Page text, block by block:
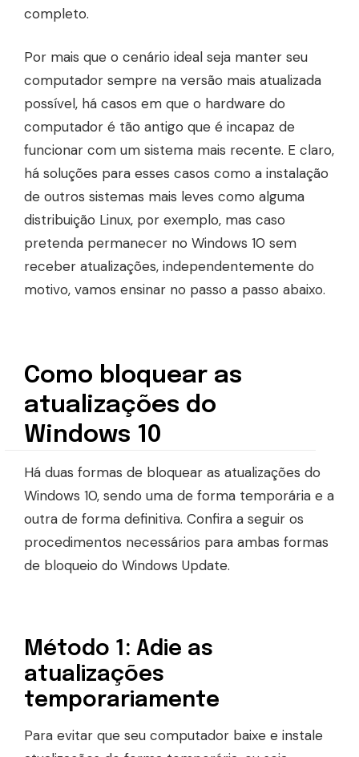
completo.
Por mais que o cenário ideal seja manter seu
computador sempre na versão mais atualizada
possível, há casos em que o hardware do
computador é tão antigo que é incapaz de
funcionar com um sistema mais recente. E claro,
há soluções para esses casos como a instalação
de outros sistemas mais leves como alguma
distribuição Linux, por exemplo, mas caso
pretenda permanecer no Windows 10 sem
receber atualizações, independentemente do
motivo, vamos ensinar no passo a passo abaixo.
Como bloquear as
atualizações do
Windows 10
Há duas formas de bloquear as atualizações do
Windows 10, sendo uma de forma temporária e a
outra de forma definitiva. Confira a seguir os
procedimentos necessários para ambas formas
de bloqueio do Windows Update.
Método 1: Adie as
atualizações
temporariamente
Para evitar que seu computador baixe e instale